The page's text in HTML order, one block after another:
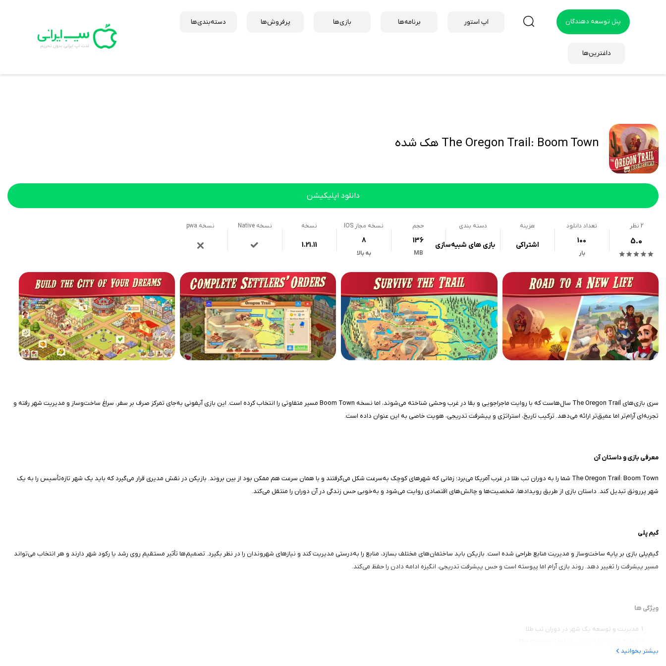
پنل توسعه دهندگان اپ استور برنامه‌ها بازی‌ها پرفروش‌ها دسته‌بندی‌ها
داغترین‌ها
The Oregon Trail: Boom Town هک شده
دانلود اپلیکیشن
2 نظر
5.0
تعداد دانلود
100
بار
هزینه
اشتراکی
دسته بندی
بازی های شبیه‌سازی
حجم
136
MB
نسخه مجاز IOS
8
به بالا
نسخه
1.21.11
نسخه Native نسخه pwa
سری بازی‌های The Oregon Trail سال‌هاست که با روایت ماجراجویی و بقا در غرب وحشی شناخته می‌شوند، اما نسخه Boom Town مسیر متفاوتی را انتخاب کرده است. این بازی آیفونی به‌جای تمرکز صرف بر سفر، سراغ ساخت‌وساز و مدیریت شهر رفته و
تجربه‌ای آرام‌تر اما عمیق‌تر ارائه می‌دهد. ترکیب تاریخ، استراتژی و پیشرفت تدریجی، هویت خاصی به این عنوان داده است.
معرفی بازی و داستان آن
The Oregon Trail: Boom Town شما را به دوران تب طلا در غرب آمریکا می‌برد؛ زمانی که شهرهای کوچک به‌سرعت شکل می‌گرفتند و با همان سرعت هم ممکن بود از بین بروند. بازیکن در نقش مدیری قرار می‌گیرد که باید یک شهر تازه‌تأسیس را به یک
شهر پررونق تبدیل کند. داستان بازی از طریق رویدادها، شخصیت‌ها و چالش‌های اقتصادی روایت می‌شود و به‌خوبی حس زندگی در آن دوران را منتقل می‌کند.
گیم‌ پلی
گیم‌پلی بازی بر پایه ساخت‌وساز و مدیریت منابع طراحی شده است. بازیکن باید ساختمان‌های مختلف بسازد، منابع را به‌درستی مدیریت کند و نیازهای شهروندان را در نظر بگیرد. تصمیم‌ها تأثیر مستقیم روی رشد یا رکود شهر دارند و هر انتخاب می‌تواند
مسیر پیشرفت را تغییر دهد. روند بازی آرام اما پیوسته است و حس پیشرفت تدریجی، انگیزه ادامه دادن را حفظ می‌کند.
ویژگی‌ ها
مدیریت و توسعه یک شهر در دوران تب طلا
ساخت ساختمان‌های متنوع با کارکردهای مختلفبیشتر بخوانید